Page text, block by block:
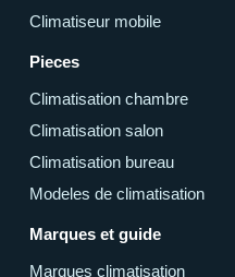
Climatiseur mobile
Pieces
Climatisation chambre
Climatisation salon
Climatisation bureau
Modeles de climatisation
Marques et guide
Marques climatisation